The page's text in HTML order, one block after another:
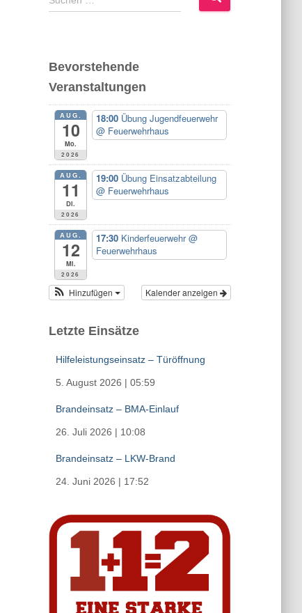
u
n
n
Bevorstehende
Veranstaltungen
AUG.
10
Mo.
2026
18:00 Übung Jugendfeuerwehr
@ Feuerwehrhaus
AUG.
11
Di.
2026
19:00 Übung Einsatzabteilung
@ Feuerwehrhaus
AUG.
12
Mi.
2026
17:30 Kinderfeuerwehr@
Feuerwehrhaus
Kalender anzeigen
Hinzufügen
Letzte Einsätze
Hilfeleistungseinsatz – Türöffnung
5. August 2026 | 05:59
Brandeinsatz – BMA-Einlauf
26. Juli 2026 | 10:08
Brandeinsatz – LKW-Brand
24. Juni 2026 | 17:52